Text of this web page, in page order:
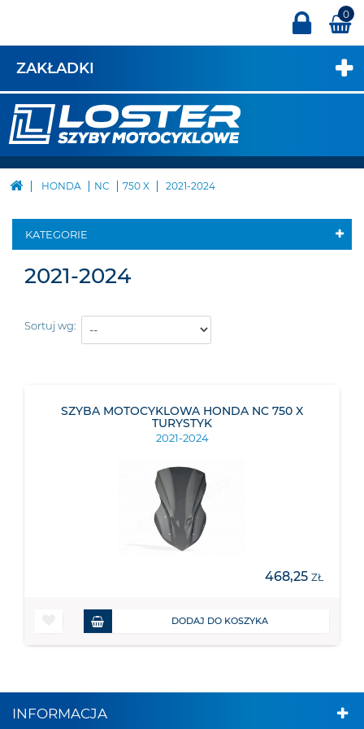
0
ZAKŁADKI
HONDA NC 750 X 2021-2024
KATEGORIE
2021-2024
Sortuj wg:
SZYBA MOTOCYKLOWA HONDA NC 750 X
TURYSTYK
2021-2024
468,25 ZŁ
DODAJ DO KOSZYKA
INFORMACJA